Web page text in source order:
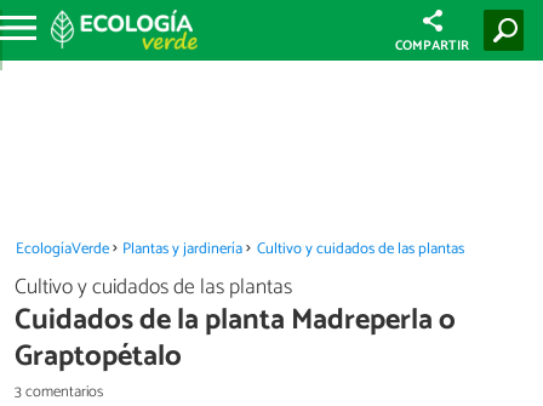
COMPARTIR
EcologíaVerde Plantas y jardinería Cultivo y cuidados de las plantas
Cultivo y cuidados de las plantas
Cuidados de la planta Madreperla o
Graptopétalo
3 comentarios